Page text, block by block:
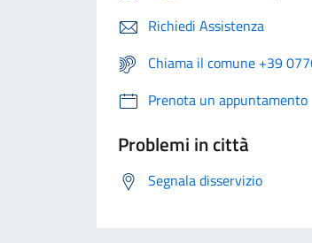
Richiedi Assistenza
Chiama il comune +39
Prenota un appuntamento
Problemi in città
Segnala disservizio